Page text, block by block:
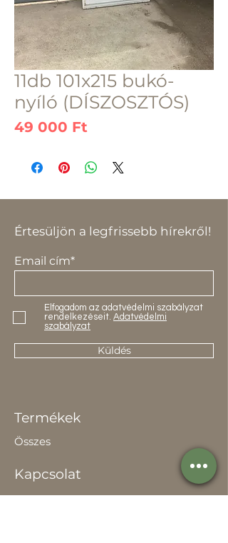
11db 101x215 bukó-
nyíló (DÍSZOSZTÓS)
49 000 Ft
Értesüljön a legfrissebb hírekről!
Email cím*
Elfogadom az adatvédelmi szabályzat
rendelkezéseit. Adatvédelmi
szabályzat
Küldés
Termékek
Összes
Kapcsolat
Elérhetőség